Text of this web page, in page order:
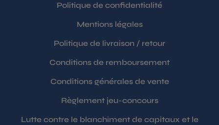
Politique de confidentialité
Mentions légales
Politique de livraison / retour
Conditions de remboursement
Conditions générales de vente
Règlement jeu-concours
Lutte contre le blanchiment de capitaux et le